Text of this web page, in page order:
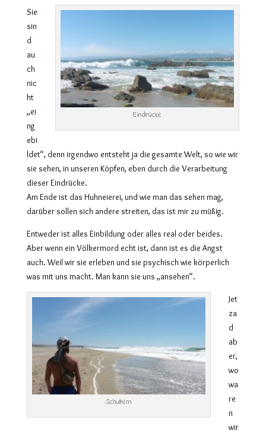
Eindrücke
Sie
sin
d
au
ch
nic
ht
„ei
ng
ebi
ldet“, denn irgendwo entsteht ja die gesamte Welt, so wie wir
sie sehen, in unseren Köpfen, eben durch die Verarbeitung
dieser Eindrücke.
Am Ende ist das Huhneierei, und wie man das sehen mag,
darüber sollen sich andere streiten, das ist mir zu müßig.
Entweder ist alles Einbildung oder alles real oder beides.
Aber wenn ein Völkermord echt ist, dann ist es die Angst
auch. Weil wir sie erleben und sie psychisch wie körperlich
was mit uns macht. Man kann sie uns „ansehen“.
Schultern
Jet
za
d
ab
er,
wo
wa
re
n
wir